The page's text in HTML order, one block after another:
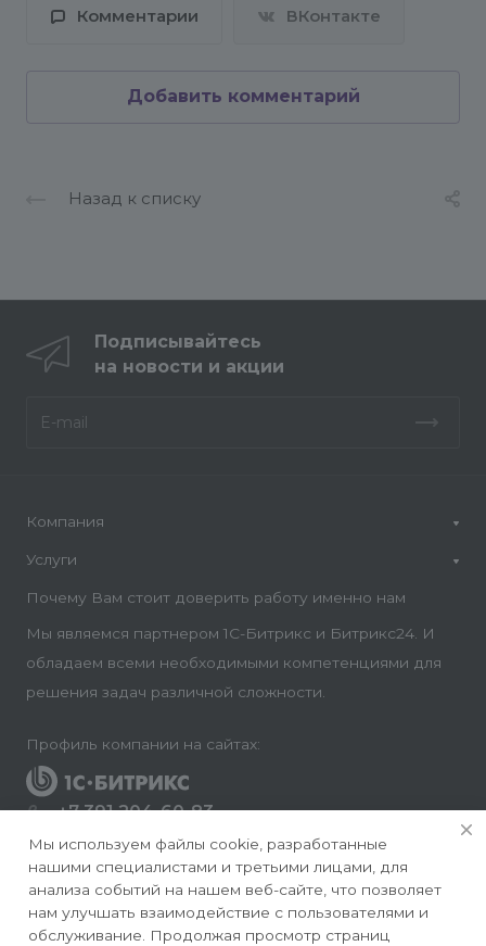
Комментарии ВКонтакте
Добавить комментарий
Назад к списку
Подписывайтесь
на новости и акции
Компания
Услуги
Почему Вам стоит доверить работу именно нам
Мы являемся партнером 1С-Битрикс и Битрикс24. И
обладаем всеми необходимыми компетенциями для
решения задач различной сложности.
Профиль компании на сайтах:
+7 391 204-60-83
Заказать звонок
info@conversite.ru
г. Красноярск, ул. Ладо Кецховели 22а, офис 8-28/1
Мы используем файлы cookie, разработанные
нашими специалистами и третьими лицами, для
анализа событий на нашем веб-сайте, что позволяет
нам улучшать взаимодействие с пользователями и
обслуживание. Продолжая просмотр страниц